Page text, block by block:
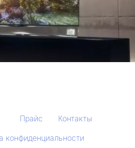
Прайс
Контакты
конфиденциальности